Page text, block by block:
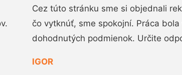
Cez túto stránku sme si objednali
čo vytknúť, sme spokojní. Práca
dohodnutých podmienok. Určite
IGOR